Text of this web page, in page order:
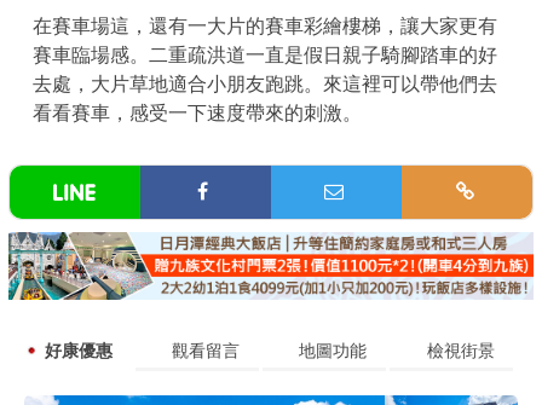
在賽車場這，還有一大片的賽車彩繪樓梯，讓大家更有
賽車臨場感。二重疏洪道一直是假日親子騎腳踏車的好
去處，大片草地適合小朋友跑跳。來這裡可以帶他們去
看看賽車，感受一下速度帶來的刺激。
好康優惠 觀看留言 地圖功能 檢視街景